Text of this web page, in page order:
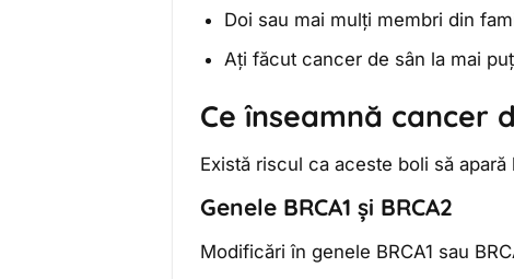
Doi sau mai mulți membri din
Ați făcut cancer de sân la mai
Ce înseamnă cancer
Există riscul ca aceste boli să apară
Genele BRCA1 și BRCA2
Modificări în genele BRCA1 sau